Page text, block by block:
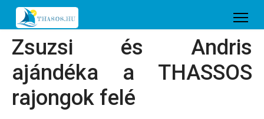
Zsuzsi és Andris
ajándéka a THASSOS
rajongok felé